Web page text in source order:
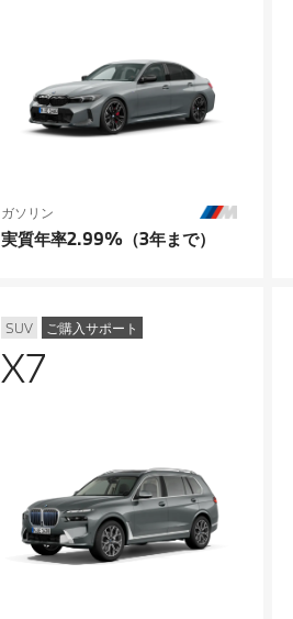
ガソリン
実質年率2.99%（3年まで）
SUV ご購入サポート
X7